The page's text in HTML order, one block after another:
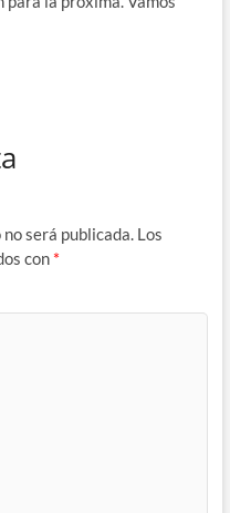
será publicada. Los
con *